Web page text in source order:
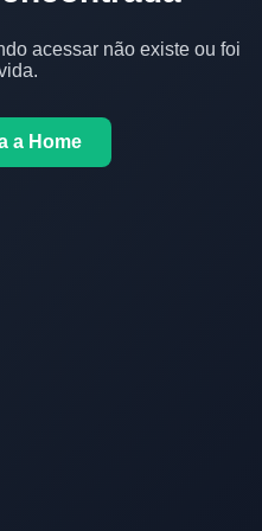
acessar não existe ou foi
a Home